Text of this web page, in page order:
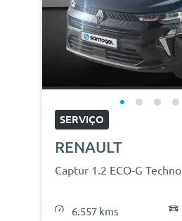
SERVIÇO
RENAULT
Captur 1.2 ECO-G Techno
6.557 kms